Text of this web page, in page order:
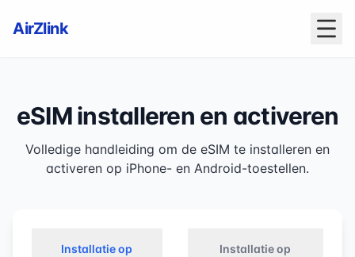
AirZlink
eSIM installeren en activeren
Volledige handleiding om de eSIM te installeren en
activeren op iPhone- en Android-toestellen.
Installatie op
Installatie op